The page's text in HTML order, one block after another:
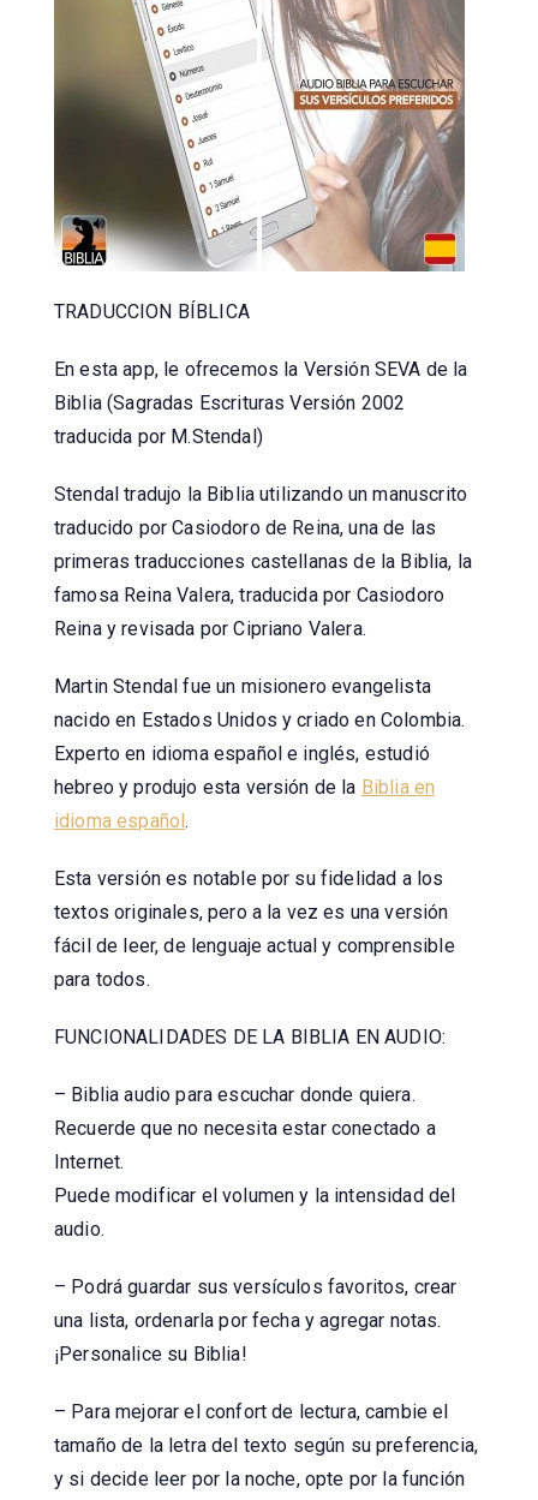
TRADUCCION BÍBLICA
En esta app, le ofrecemos la Versión SEVA de la
Biblia (Sagradas Escrituras Versión 2002
traducida por M.Stendal)
Stendal tradujo la Biblia utilizando un manuscrito
traducido por Casiodoro de Reina, una de las
primeras traducciones castellanas de la Biblia, la
famosa Reina Valera, traducida por Casiodoro
Reina y revisada por Cipriano Valera.
Martin Stendal fue un misionero evangelista
nacido en Estados Unidos y criado en Colombia.
Experto en idioma español e inglés, estudió
hebreo y produjo esta versión de la Biblia en
idioma español.
Esta versión es notable por su fidelidad a los
textos originales, pero a la vez es una versión
fácil de leer, de lenguaje actual y comprensible
para todos.
FUNCIONALIDADES DE LA BIBLIA EN AUDIO:
– Biblia audio para escuchar donde quiera.
Recuerde que no necesita estar conectado a
Internet.
Puede modificar el volumen y la intensidad del
audio.
– Podrá guardar sus versículos favoritos, crear
una lista, ordenarla por fecha y agregar notas.
¡Personalice su Biblia!
– Para mejorar el confort de lectura, cambie el
tamaño de la letra del texto según su preferencia,
y si decide leer por la noche, opte por la función